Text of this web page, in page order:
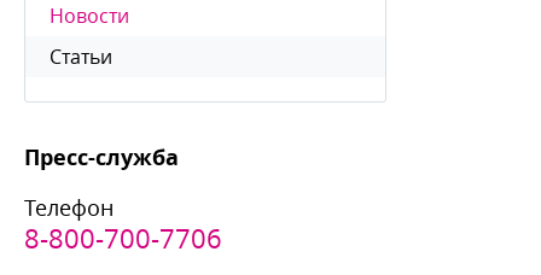
Новости
Статьи
Пресс-служба
Телефон
8-800-700-7706